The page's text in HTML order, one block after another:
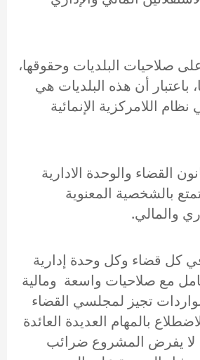
صلاحيات البلديات وحقوقها،
باعتبار أن هذه البلديات هي
اللامركزية الإنمائية
القضاء والوحدة الادارية
بالشخصية المعنوية
والمالي.
كل قضاء وكل وحدة إدارية
مع صلاحيات واسعة ومالية
تجيز لمجلسي القضاء
بالمهام العديدة العائدة
لا يفرض المشروع ضرائب